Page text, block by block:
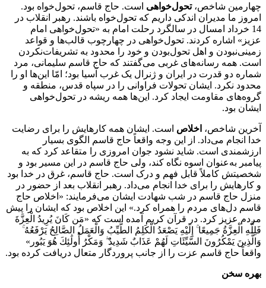
چهارمین شاخص،تحول‌خواهی است. حاج قاسم، تحول‌خواه بود.
امروز ما مدیران اندکی داریم که تحول‌خواه باشند. رهبر انقلاب در
14 خرداد امسال در سالگرد رحلت امام به «تحول‌خواهی امام
عزیز» اشاره کردند. تحول‌خواهی در چهارچوب قالب‌ها و قواعد
زمینی‌نبودن و اهل تحول‌بودن و خود را محدود به تشریفات‌نکردن
است. همه رسانه‌های غربی می‌گفتند که حاج قاسم سلیمانی، مرد
شماره دو قدرت در ایران و ژنرال یک غرب آسیا بود؛ امّا این‌ها او را
محدود نکرد. ایشان تحولات فراوانی را در سپاه قدس، منطقه و
گروه‌های مقاومت ایجاد کرد. این‌ها همه ریشه در تحول‌خواهی
ایشان بود.
آخرین شاخص، اخلاص است. ایشان همه کارهایش را برای رضایت
خدا انجام می‌داد. از این وجه واقعاً حاج قاسم الگوی بسیار
ارزشمندی است. شاید نشود جوان امروزی را متقاعد کرد که به
پیامبر به‌عنوان اسوه نگاه کند، ولی حاج قاسم در این مسیر بود و
شخصیتش کاملاً قابل فهم و درک است. حاج قاسم، غرق در خدا بود
و کارهایش را برای خدا انجام می‌داد. رهبر انقلاب بعد از حضور در
منزل حاج قاسم در شب شهادت ایشان می‌فرمایند: «اخلاص حاج
قاسم دل‌های مردم را همراه کرد.» این اخلاص بود که ایشان را پیش
مردم عزیز کرد. در قرآن کریم آمده است که «مَن كَانَ یُرِیدُ الْعِزَّةَ
فَلِلَّهِ الْعِزَّةُ جَمِیعًا ۚ إِلَیْهِ یَصْعَدُ الْكَلِمُ الطَّیِّبُ وَالْعَمَلُ الصَّالِحُ یَرْفَعُهُ ۚ
وَالَّذِینَ یَمْكُرُونَ السَّیِّئَاتِ لَهُمْ عَذَابٌ شَدِیدٌ ۖ وَمَكْرُ أُولَٰئِكَ هُوَ یَبُور»
واقعاً حاج قاسم عزت را از جانب پروردگار متعال دریافت کرده بود.
بهره سخن